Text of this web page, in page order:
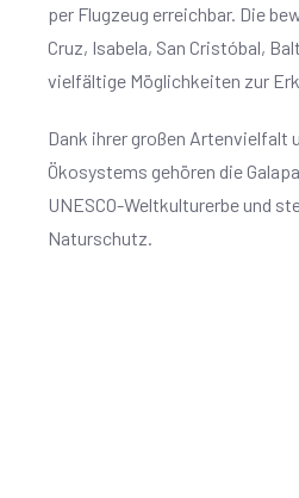
per Flugzeug erreichbar. Die
Cruz, Isabela, San Cristóbal,
vielfältige Möglichkeiten zur
Dank ihrer großen Artenvielfalt
Ökosystems gehören die
UNESCO-Weltkulturerbe und
Naturschutz.